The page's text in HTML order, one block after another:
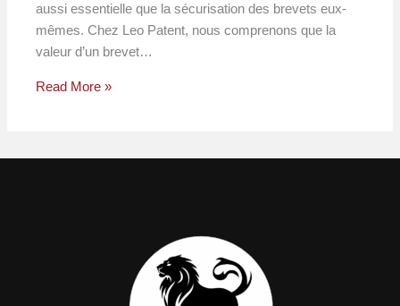
aussi essentielle que la sécurisation des brevets eux-
mêmes. Chez Leo Patent, nous comprenons que la
valeur d’un brevet…
Read More »